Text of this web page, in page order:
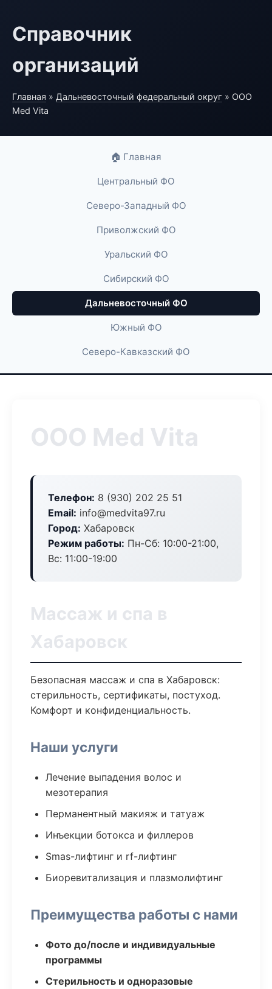
Справочник
организаций
Главная » Дальневосточный федеральный округ » ООО
Med Vita
🏠 Главная
Центральный ФО
Северо-Западный ФО
Приволжский ФО
Уральский ФО
Сибирский ФО
Дальневосточный ФО
Южный ФО
Северо-Кавказский ФО
ООО Med Vita
Телефон: 8 (930) 202 25 51
Email: info@medvita97.ru
Город: Хабаровск
Режим работы: Пн-Сб: 10:00-21:00,
Вс: 11:00-19:00
Массаж и спа в
Хабаровск
Безопасная массаж и спа в Хабаровск:
стерильность, сертификаты, постуход.
Комфорт и конфиденциальность.
Наши услуги
Лечение выпадения волос и
мезотерапия
Перманентный макияж и татуаж
Инъекции ботокса и филлеров
Smas-лифтинг и rf-лифтинг
Биоревитализация и плазмолифтинг
Преимущества работы с нами
Фото до/после и индивидуальные
программы
Стерильность и одноразовые